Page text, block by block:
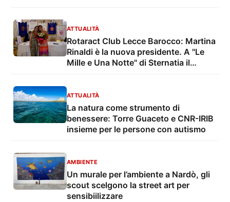
ATTUALITÀ
Rotaract Club Lecce Barocco: Martina
Rinaldi è la nuova presidente. A "Le
Mille e Una Notte" di Sternatia il
ATTUALITÀ
La natura come strumento di
benessere: Torre Guaceto e CNR-IRIB
insieme per le persone con autismo
AMBIENTE
Un murale per l’ambiente a Nardò, gli
scout scelgono la street art per
sensibiilizzare